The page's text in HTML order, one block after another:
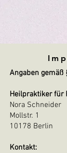
Angaben gemäß
Heilpraktiker für
Nora Schneider
Mollstr. 1
10178 Berlin
Kontakt: